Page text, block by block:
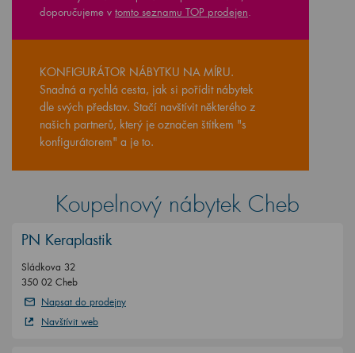
doporučujeme v tomto seznamu TOP prodejen
KONFIGURÁTOR NÁBYTKU NA MÍRU.
Snadná a rychlá cesta, jak si pořídit nábytek
dle svých představ. Stačí navštívit některého z
našich partnerů, který je označen štítkem "s
konfigurátorem" a je to.
Koupelnový nábytek Cheb
PN Keraplastik
Sládkova 32
350 02 Cheb
Napsat do prodejny
Navštívit web